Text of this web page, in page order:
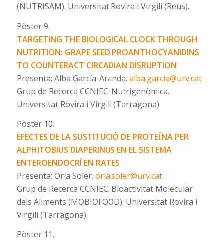
(NUTRISAM). Universitat Rovira i Virgili (Reus).
Pòster 9.
TARGETING THE BIOLOGICAL CLOCK THROUGH
NUTRITION: GRAPE SEED PROANTHOCYANIDINS
TO COUNTERACT CIRCADIAN DISRUPTION
Presenta: Alba García-Aranda. alba.garcia@urv.cat
Grup de Recerca CCNIEC: Nutrigenòmica.
Universitat Rovira i Virgili (Tarragona)
Pòster 10.
EFECTES DE LA SUSTITUCIÓ DE PROTEÏNA PER
ALPHITOBIUS DIAPERINUS EN EL SISTEMA
ENTEROENDOCRÍ EN RATES
Presenta: Oria Soler. oria.soler@urv.cat
Grup de Recerca CCNIEC: Bioactivitat Molecular
dels Aliments (MOBIOFOOD). Universitat Rovira i
Virgili (Tarragona)
Pòster 11.